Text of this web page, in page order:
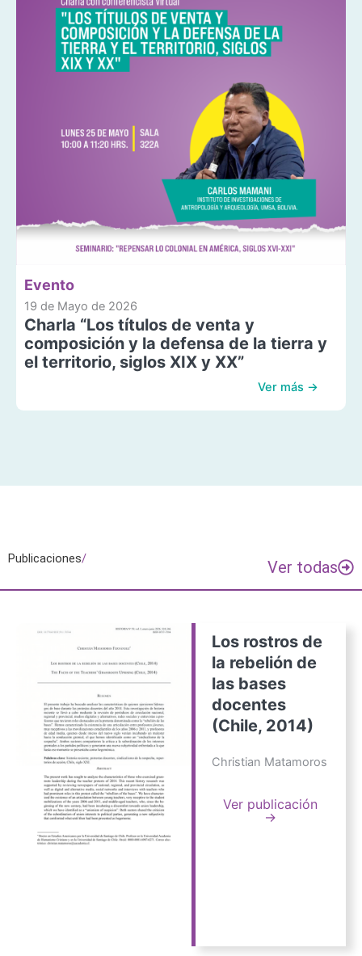
Evento
19 de Mayo de 2026
Charla “Los títulos de venta y
composición y la defensa de la tierra y
el territorio, siglos XIX y XX”
Ver más →
Publicaciones/ Ver todas
Los rostros de
la rebelión de
las bases
docentes
(Chile, 2014)
Christian Matamoros
Ver publicación
→